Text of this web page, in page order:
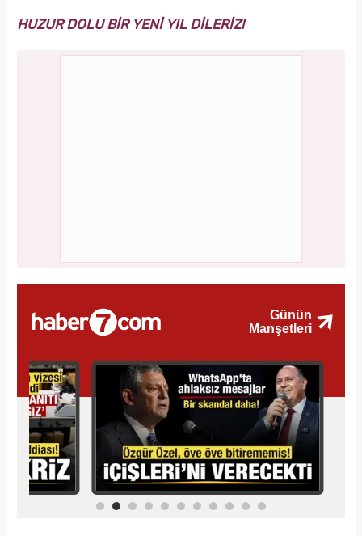
HUZUR DOLU BİR YENİ YIL DİLERİZ!